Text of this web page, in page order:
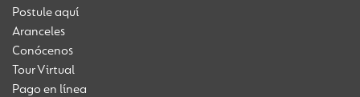
Postule aquí
Aranceles
Conócenos
Tour Virtual
Pago en línea